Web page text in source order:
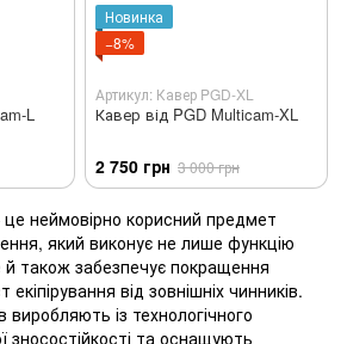
L
Новинка
−8%
Артикул: Кавер PGD-XL
Кавер від PGD Multicam-XL
2 750 грн 3 000 грн
неймовірно корисний предмет
який виконує не лише функцію
також забезпечує покращення
від зовнішніх чинників.
виробляють із технологічного
зносостійкості та оснащують